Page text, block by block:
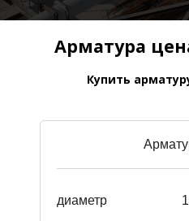
Арматура
Купить
диаметр